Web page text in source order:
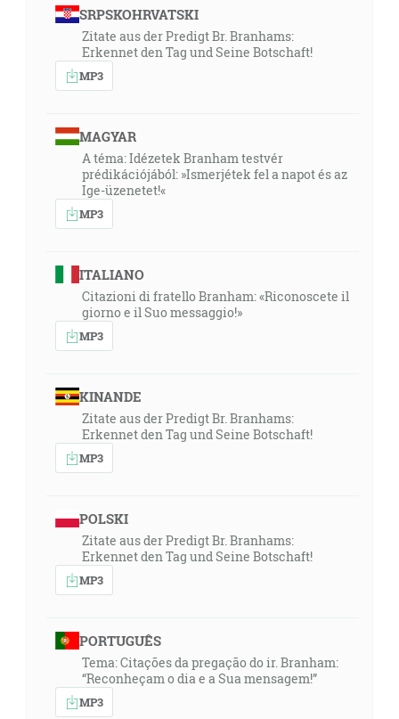
SRPSKOHRVATSKI
Zitate aus der Predigt Br. Branhams:
Erkennet den Tag und Seine Botschaft!
MP3
MAGYAR
A téma: Idézetek Branham testvér
prédikációjából: »Ismerjétek fel a napot és az
Ige-üzenetet!«
MP3
ITALIANO
Citazioni di fratello Branham: «Riconoscete il
giorno e il Suo messaggio!»
MP3
KINANDE
Zitate aus der Predigt Br. Branhams:
Erkennet den Tag und Seine Botschaft!
MP3
POLSKI
Zitate aus der Predigt Br. Branhams:
Erkennet den Tag und Seine Botschaft!
MP3
PORTUGUÊS
Tema: Citações da pregação do ir. Branham:
“Reconheçam o dia e a Sua mensagem!”
MP3